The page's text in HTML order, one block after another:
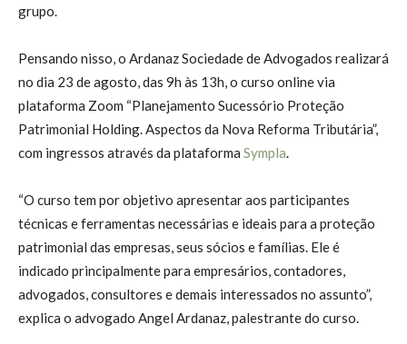
grupo.
Pensando nisso, o Ardanaz Sociedade de Advogados realizará
no dia 23 de agosto, das 9h às 13h, o curso online via
plataforma Zoom “Planejamento Sucessório Proteção
Patrimonial Holding. Aspectos da Nova Reforma Tributária”,
com ingressos através da plataforma Sympla
“O curso tem por objetivo apresentar aos participantes
técnicas e ferramentas necessárias e ideais para a proteção
patrimonial das empresas, seus sócios e famílias. Ele é
indicado principalmente para empresários, contadores,
advogados, consultores e demais interessados no assunto”,
explica o advogado Angel Ardanaz, palestrante do curso.